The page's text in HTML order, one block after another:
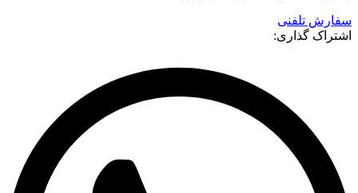
سفارش تلفنی
اشتراک گذاری: